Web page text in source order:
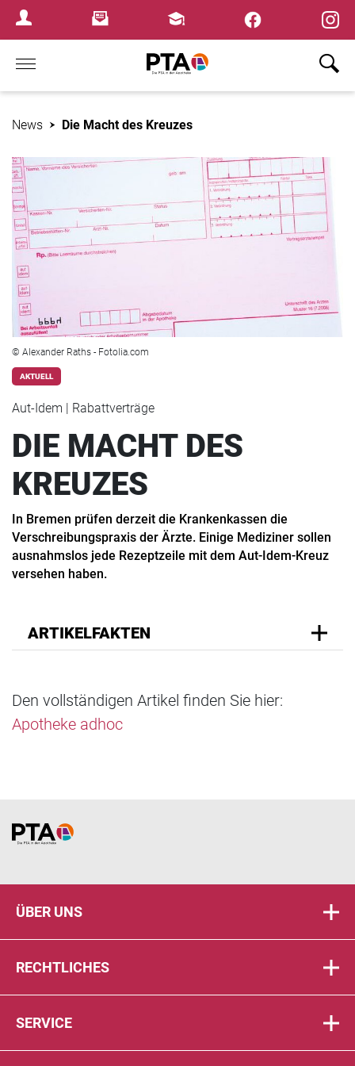
Login MenuNewsletterFortbildungen
Home
News Die Macht des Kreuzes
© Alexander Raths - Fotolia.com
AKTUELL
Aut-Idem | Rabattverträge
DIE MACHT DES
KREUZES
In Bremen prüfen derzeit die Krankenkassen die
Verschreibungspraxis der Ärzte. Einige Mediziner sollen
ausnahmslos jede Rezeptzeile mit dem Aut-Idem-Kreuz
versehen haben.
ARTIKELFAKTEN
Den vollständigen Artikel finden Sie hier:
Apotheke adhoc
Home
ÜBER UNS
RECHTLICHES
SERVICE
×